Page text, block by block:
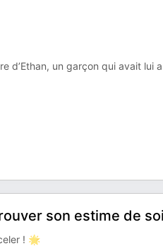
d’Ethan, un garçon qui avait lui
son estime de
! 🌟